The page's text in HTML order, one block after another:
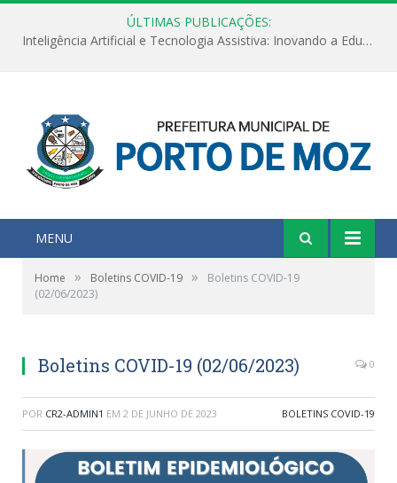
ÚLTIMAS PUBLICAÇÕES:
Inteligência Artificial e Tecnologia Assistiva: Inovando a Educação Especial e Inclusiva
MENU
Home » Boletins COVID-19 »
Boletins COVID-19
(02/06/2023)
Boletins COVID-19 (02/06/2023) 0
POR CR2-ADMIN1 EM 2 DE JUNHO DE 2023 BOLETINS COVID-19